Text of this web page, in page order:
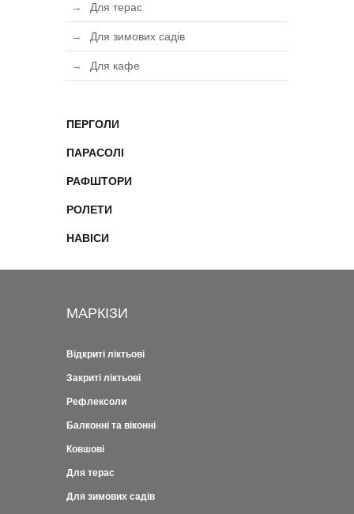
Для терас
Для зимових садів
Для кафе
ПЕРГОЛИ
ПАРАСОЛІ
РАФШТОРИ
РОЛЕТИ
НАВІСИ
МАРКІЗИ
Відкриті ліктьові
Закриті ліктьові
Рефлексоли
Балконні та віконні
Ковшові
Для терас
Для зимових садів